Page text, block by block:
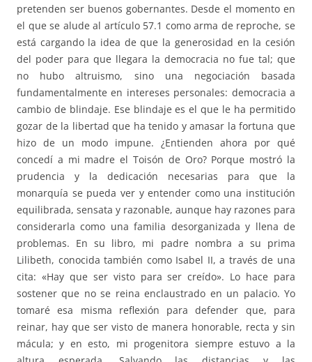
pretenden ser buenos gobernantes. Desde el momento en
el que se alude al artículo 57.1 como arma de reproche, se
está cargando la idea de que la generosidad en la cesión
del poder para que llegara la democracia no fue tal; que
no hubo altruismo, sino una negociación basada
fundamentalmente en intereses personales: democracia a
cambio de blindaje. Ese blindaje es el que le ha permitido
gozar de la libertad que ha tenido y amasar la fortuna que
hizo de un modo impune. ¿Entienden ahora por qué
concedí a mi madre el Toisón de Oro? Porque mostró la
prudencia y la dedicación necesarias para que la
monarquía se pueda ver y entender como una institución
equilibrada, sensata y razonable, aunque hay razones para
considerarla como una familia desorganizada y llena de
problemas. En su libro, mi padre nombra a su prima
Lilibeth, conocida también como Isabel II, a través de una
cita: «Hay que ser visto para ser creído». Lo hace para
sostener que no se reina enclaustrado en un palacio. Yo
tomaré esa misma reflexión para defender que, para
reinar, hay que ser visto de manera honorable, recta y sin
mácula; y en esto, mi progenitora siempre estuvo a la